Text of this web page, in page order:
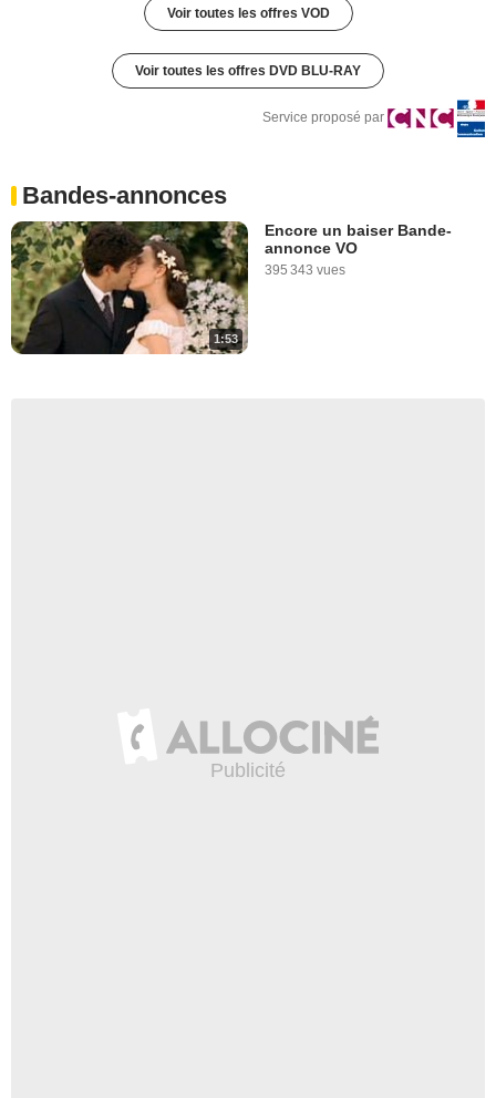
Voir toutes les offres VOD
Voir toutes les offres DVD BLU-RAY
Service proposé par
Bandes-annonces
1:53
Encore un baiser Bande-
annonce VO
395 343 vues